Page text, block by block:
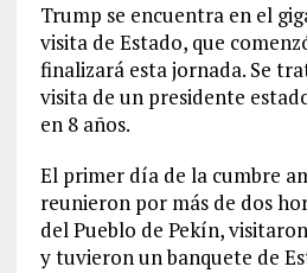
Trump se encuentra en el
visita de Estado, que
finalizará esta jornada. Se
visita de un presidente
en 8 años.
El primer día de la cumbre
reunieron por más de dos
del Pueblo de Pekín,
y tuvieron un banquete de